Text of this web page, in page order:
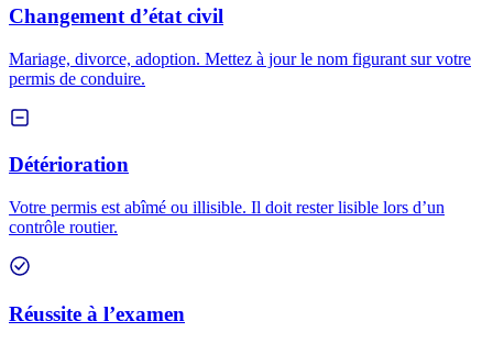
Changement d’état civil
Mariage, divorce, adoption. Mettez à jour le nom figurant sur votre
permis de conduire.
Détérioration
Votre permis est abîmé ou illisible. Il doit rester lisible lors d’un
contrôle routier.
Réussite à l’examen